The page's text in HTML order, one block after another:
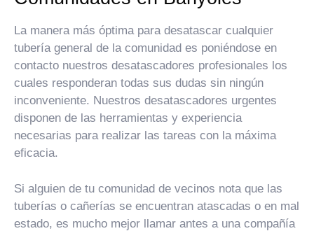
La manera más óptima para desatascar cualquier
tubería general de la comunidad es poniéndose en
contacto nuestros desatascadores profesionales los
cuales responderan todas sus dudas sin ningún
inconveniente. Nuestros desatascadores urgentes
disponen de las herramientas y experiencia
necesarias para realizar las tareas con la máxima
eficacia.
Si alguien de tu comunidad de vecinos nota que las
tuberías o cañerías se encuentran atascadas o en mal
estado, es mucho mejor llamar antes a una compañía